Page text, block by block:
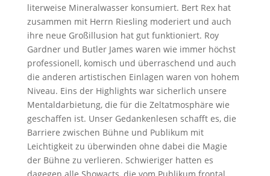
literweise Mineralwasser konsumiert. Bert Rex hat
zusammen mit Herrn Riesling moderiert und auch
ihre neue Großillusion hat gut funktioniert. Roy
Gardner und Butler James waren wie immer höchst
professionell, komisch und überraschend und auch
die anderen artistischen Einlagen waren von hohem
Niveau. Eins der Highlights war sicherlich unsere
Mentaldarbietung, die für die Zeltatmosphäre wie
geschaffen ist. Unser Gedankenlesen schafft es, die
Barriere zwischen Bühne und Publikum mit
Leichtigkeit zu überwinden ohne dabei die Magie
der Bühne zu verlieren. Schwieriger hatten es